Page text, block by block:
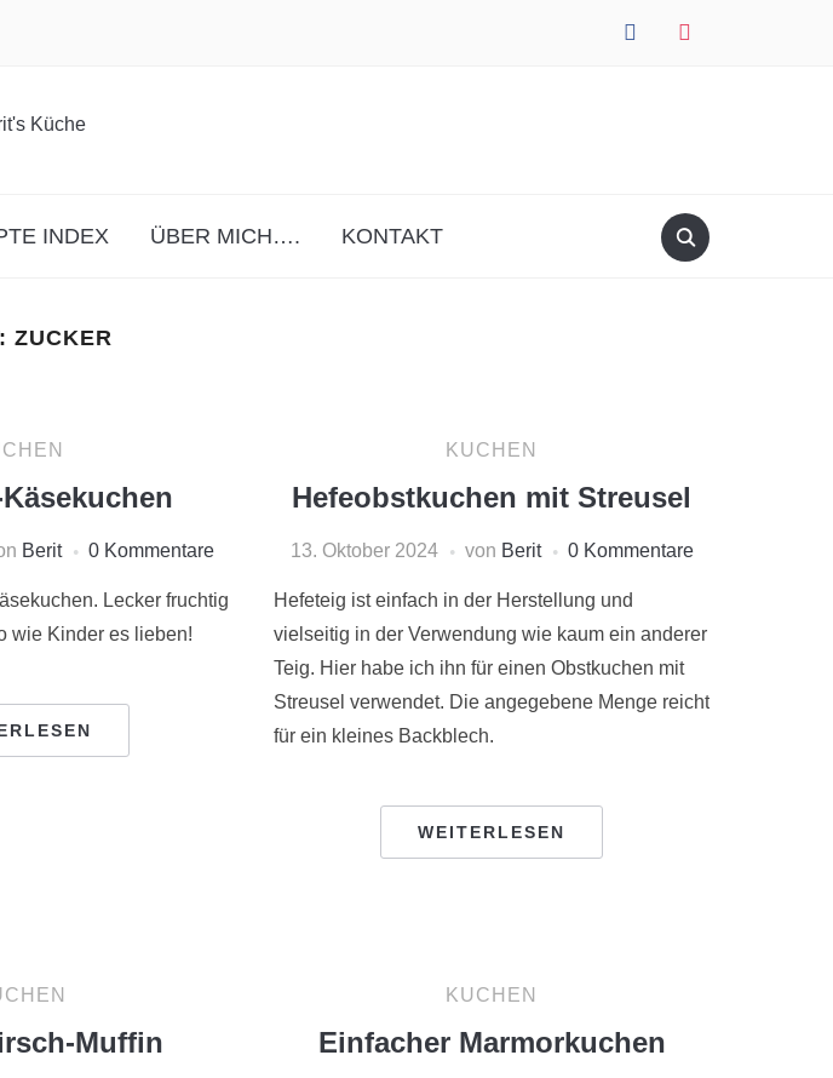
facebook instagram
INDEX ÜBER MICH…. KONTAKT
ZUCKER
Berit 0 Kommentare
Lecker fruchtig
wie Kinder es lieben!
KUCHEN
Hefeobstkuchen mit Streusel
13. Oktober 2024 von Berit 0 Kommentare
Hefeteig ist einfach in der Herstellung und
vielseitig in der Verwendung wie kaum ein anderer
Teig. Hier habe ich ihn für einen Obstkuchen mit
Streusel verwendet. Die angegebene Menge reicht
für ein kleines Backblech.
WEITERLESEN
Muffin
KUCHEN
Einfacher Marmorkuchen